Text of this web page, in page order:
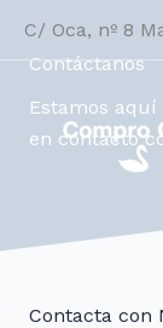
contenido
C/ Oca, nº 8
Contáctanos
Estamos
en contacto
Contacta con